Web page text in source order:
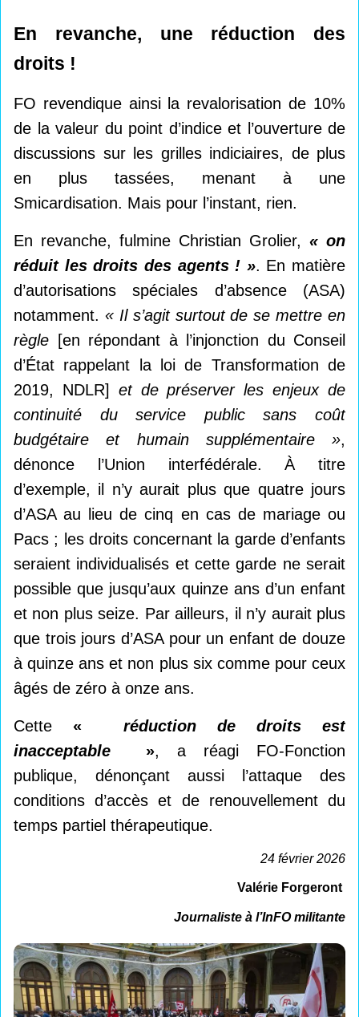
En revanche, une réduction des
droits !
FO revendique ainsi la revalorisation de 10%
de la valeur du point d’indice et l’ouverture de
discussions sur les grilles indiciaires, de plus
en plus tassées, menant à une
Smicardisation. Mais pour l’instant, rien.
En revanche, fulmine Christian Grolier, « on
réduit les droits des agents ! ». En matière
d’autorisations spéciales d’absence (ASA)
notamment. « Il s’agit surtout de se mettre en
règle [en répondant à l’injonction du Conseil
d’État rappelant la loi de Transformation de
2019, NDLR] et de préserver les enjeux de
continuité du service public sans coût
budgétaire et humain supplémentaire
»,
dénonce l’Union interfédérale. À titre
d’exemple, il n’y aurait plus que quatre jours
d’ASA au lieu de cinq en cas de mariage ou
Pacs ; les droits concernant la garde d’enfants
seraient individualisés et cette garde ne serait
possible que jusqu’aux quinze ans d’un enfant
et non plus seize. Par ailleurs, il n’y aurait plus
que trois jours d’ASA pour un enfant de douze
à quinze ans et non plus six comme pour ceux
âgés de zéro à onze ans.
Cette «
réduction de droits est
inacceptable
», a réagi FO-Fonction
publique, dénonçant aussi l’attaque des
conditions d’accès et de renouvellement du
temps partiel thérapeutique.
24 février 2026
Valérie Forgeront
Journaliste à l’InFO militante